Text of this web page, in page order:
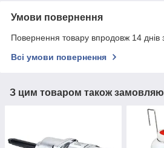
Умови повернення
Повернення товару впродовж 14 днів
Всі умови повернення
З цим товаром також